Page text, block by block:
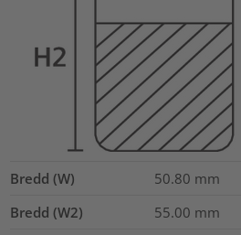
Bredd (W) 50.80 mm
Bredd (W2)
55.00 mm